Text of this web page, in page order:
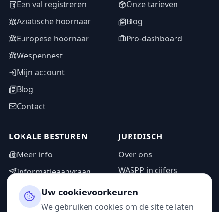
Een val registreren
Aziatische hoornaar
Europese hoornaar
Wespennest
Mijn account
Blog
Contact
Onze tarieven
Blog
Pro-dashboard
LOKALE BESTUREN
Meer info
Informatieaanvraag
Adminzone
JURIDISCH
Over ons
WASPP in cijfers
Privacybeleid
Uw cookievoorkeuren
We gebruiken cookies om de site te laten